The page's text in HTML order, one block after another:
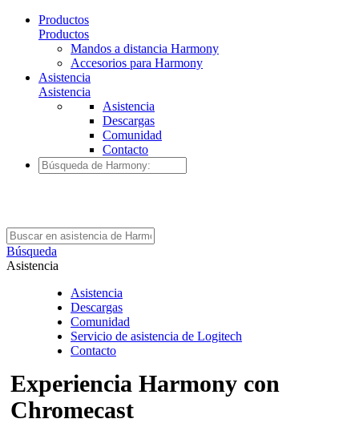
Productos
Productos
Mandos a distancia Harmony
Accesorios para Harmony
Asistencia
Asistencia
Asistencia
Descargas
Comunidad
Contacto
Búsqueda
Asistencia
Asistencia
Descargas
Comunidad
Servicio de asistencia de Logitech
Contacto
Experiencia Harmony con
Chromecast